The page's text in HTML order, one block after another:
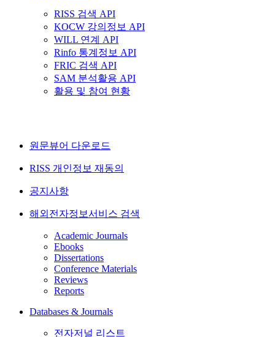
RISS 검색 API
KOCW 강의정보 API
WILL 연계 API
Rinfo 통계정보 API
FRIC 검색 API
SAM 분석활용 API
활용 및 참여 현황
원문뷰어 다운로드
RISS 개인정보 재동의
공지사항
해외전자정보서비스 검색
Academic Journals
Ebooks
Dissertations
Conference Materials
Reviews
Reports
Databases & Journals
전자저널 리스트